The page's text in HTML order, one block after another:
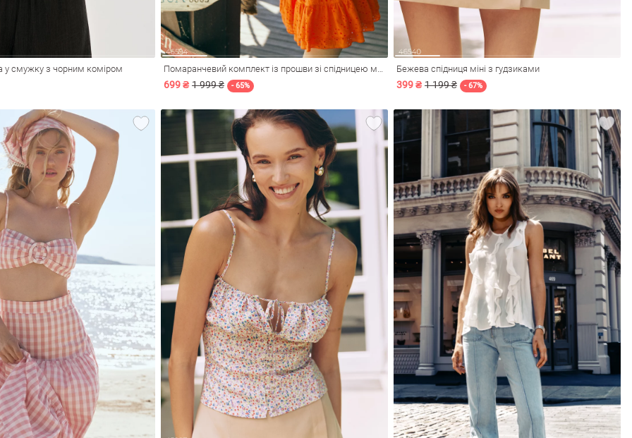
у смужку з чорним коміром Помаранчевий комплект із прошви зі спідницею міні
699 ₴ 1 999 ₴ - 65%
Бежева спідниця міні з гудзиками
399 ₴ 1 199 ₴ - 67%